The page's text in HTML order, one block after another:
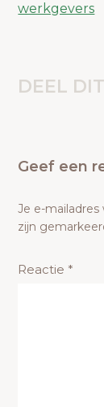
werkgevers
DEEL DIT
Geef een
Je e-
zijn
Reactie *